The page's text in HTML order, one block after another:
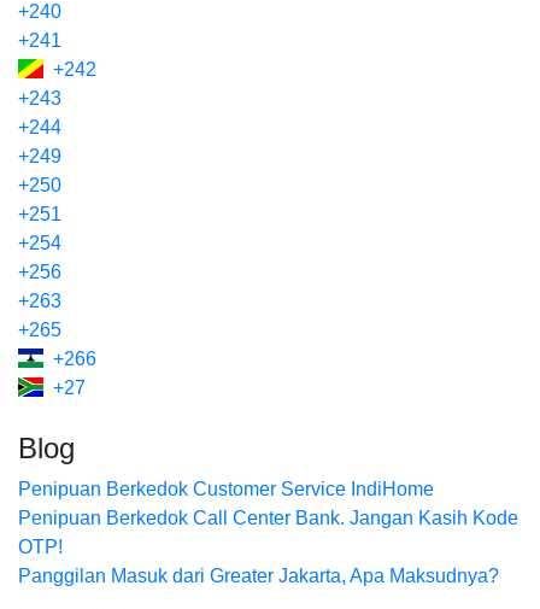
+240
+241
+242
+243
+244
+249
+250
+251
+254
+256
+263
+265
+266
+27
Blog
Penipuan Berkedok Customer Service IndiHome
Penipuan Berkedok Call Center Bank. Jangan Kasih Kode
OTP!
Panggilan Masuk dari Greater Jakarta, Apa Maksudnya?